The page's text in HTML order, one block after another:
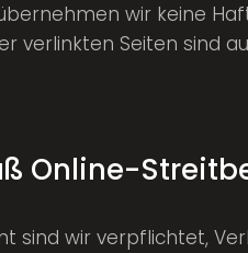
wir keine
verlinkten Seiten sind
Online-
sind wir verpflichtet,